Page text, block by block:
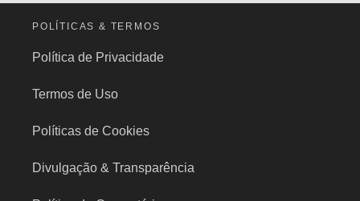
POLÍTICAS & TERMOS
Política de Privacidade
Termos de Uso
Políticas de Cookies
Divulgação & Transparência